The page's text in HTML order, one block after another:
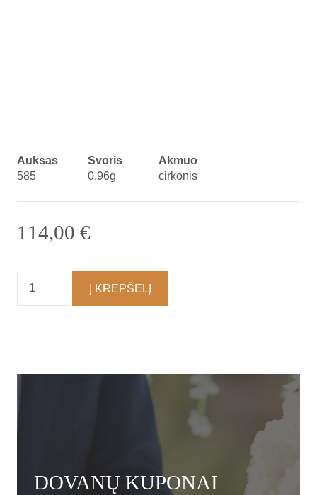
Auksas
585
Svoris
0,96g
Akmuo
cirkonis
114,00 €
kiekis:
Pakabukas
Į KREPŠELĮ
DOVANŲ KUPONAI